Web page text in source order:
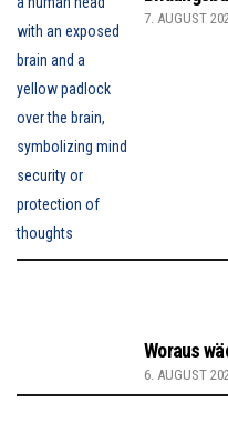
7. AUGUST
Woraus
6. AUGUST